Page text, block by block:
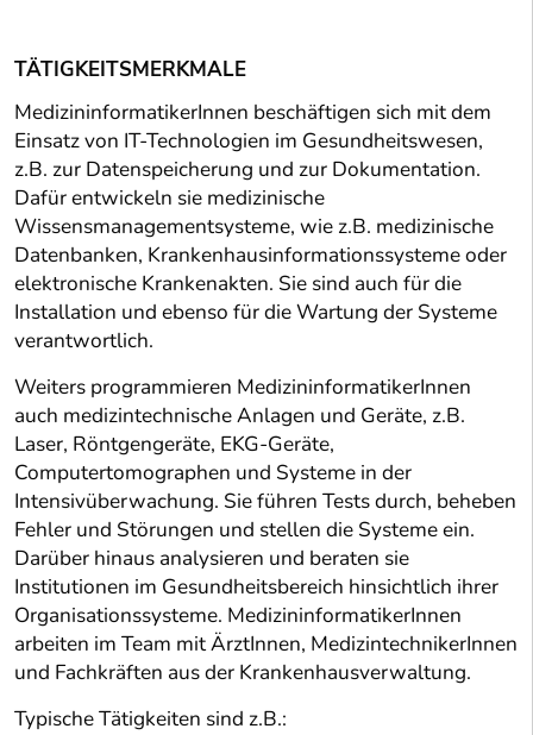
TÄTIGKEITSMERKMALE
MedizininformatikerInnen beschäftigen sich mit dem
Einsatz von IT-Technologien im Gesundheitswesen,
z.B. zur Datenspeicherung und zur Dokumentation.
Dafür entwickeln sie medizinische
Wissensmanagementsysteme, wie z.B. medizinische
Datenbanken, Krankenhausinformationssysteme oder
elektronische Krankenakten. Sie sind auch für die
Installation und ebenso für die Wartung der Systeme
verantwortlich.
Weiters programmieren MedizininformatikerInnen
auch medizintechnische Anlagen und Geräte, z.B.
Laser, Röntgengeräte, EKG-Geräte,
Computertomographen und Systeme in der
Intensivüberwachung. Sie führen Tests durch, beheben
Fehler und Störungen und stellen die Systeme ein.
Darüber hinaus analysieren und beraten sie
Institutionen im Gesundheitsbereich hinsichtlich ihrer
Organisationssysteme. MedizininformatikerInnen
arbeiten im Team mit ÄrztInnen, MedizintechnikerInnen
und Fachkräften aus der Krankenhausverwaltung.
Typische Tätigkeiten sind z.B.: